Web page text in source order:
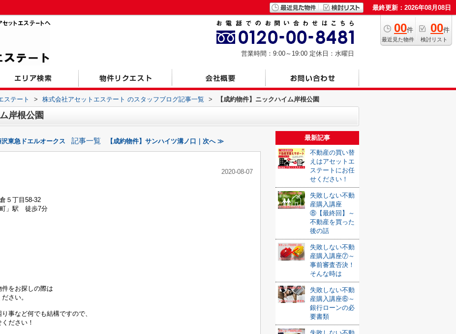
最終更新：2026年08月08日
00件
最近見た物件
00件
検討リスト
営業時間：9:00～19:00 定休日：水曜日
ステート > 株式会社アセットエステート のスタッフブログ記事一覧 > 【成約物件】ニックハイム岸根公園
岸根公園
東急ドエルオークス 記事一覧 【成約物件】サンハイツ溝ノ口｜次へ ≫
2020-08-07
５丁目58-32
町」駅 徒歩7分
をお探しの際は
さい。
事など何でも結構ですので、
ださい！
最新記事
不動産の買い替
えはアセットエ
ステートにお任
せください！
失敗しない不動
産購入講座
⑧【最終回】～
不動産を買った
後の話
失敗しない不動
産購入講座⑦～
事前審査否決！
そんな時は
失敗しない不動
産購入講座⑥～
銀行ローンの必
要書類